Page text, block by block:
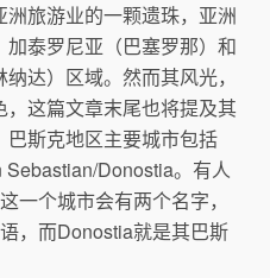
旅游业的一颗遗珠，亚洲
泰罗尼亚（巴塞罗那）和
达）区域。然而其风光，
这篇文章末尾也将提及其
斯克地区主要城市包括
Donostia。有人
一个城市会有两个名字，
，而Donostia就是其巴斯